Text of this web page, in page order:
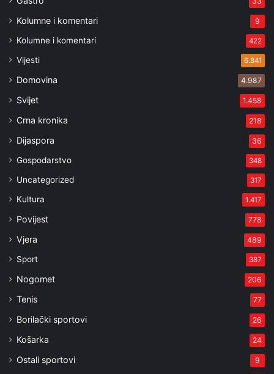
Kolumne i komentari 9
Kolumne i komentari 422
Vijesti 6.841
Domovina 4.987
Svijet 1.458
Crna kronika 218
Dijaspora 36
Gospodarstvo 348
Uncategorized 317
Kultura 1.417
Povijest 778
Vjera 489
Sport 387
Nogomet 206
Tenis 77
Borilački sportovi 26
Košarka 24
Ostali sportovi 9